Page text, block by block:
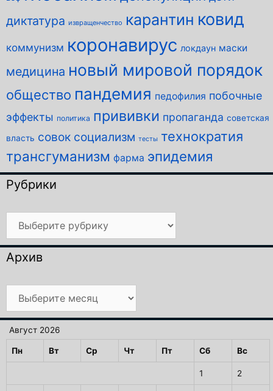
диктатура извращенчество карантин ковид
коммунизм коронавирус локдаун маски
медицина новый мировой порядок
общество пандемия педофилия побочные
эффекты политика прививки пропаганда советская
власть совок социализм тесты технократия
трансгуманизм фарма эпидемия
Рубрики
Рубрики
Архив
Архив
Август 2026
Пн Вт Ср Чт Пт Сб Вс
1 2